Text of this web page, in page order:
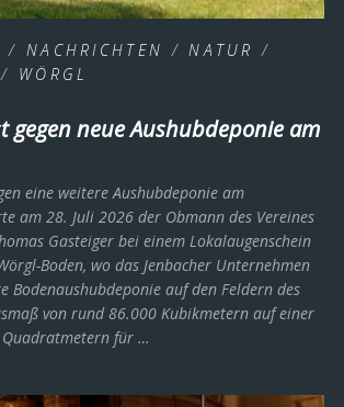
/ NACHRICHTEN / NATUR /
/ WÖRGL
gegen neue Aushubdeponie am
eine weitere Aushubdeponie am
am 28. Juli 2026 der Obmann des Vereines
Gasteiger bei einem Lokalaugenschein
Boden, wo das Jenbacher Unternehmen
Bodenaushubdeponie auf den Feldern des
von rund 86.000 Kubikmetern auf einer
Quadratmetern für …